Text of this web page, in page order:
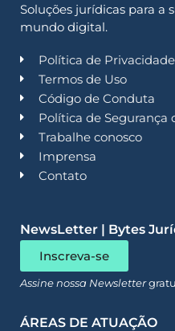
Soluções jurídicas para a
mundo digital.
Política de Privacidade
Termos de Uso
Código de Conduta
Política de Segurança
Trabalhe conosco
Imprensa
Contato
NewsLetter | Bytes
Inscreva-se
Assine nossa Newsletter
ÁREAS DE ATUAÇÃO